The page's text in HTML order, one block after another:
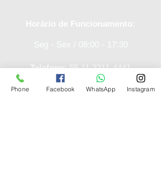
Telefone: 55 11 2211-4441
E-mail:marketing@gmw.com.br
Phone Facebook WhatsApp Instagram